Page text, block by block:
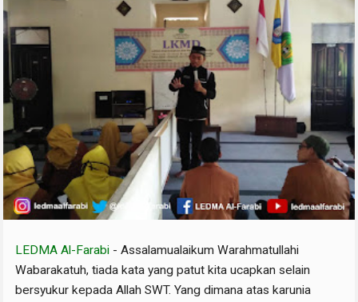
LEDMA Al-Farabi - Assalamualaikum Warahmatullahi
Wabarakatuh, tiada kata yang patut kita ucapkan selain
bersyukur kepada Allah SWT. Yang dimana atas karunia